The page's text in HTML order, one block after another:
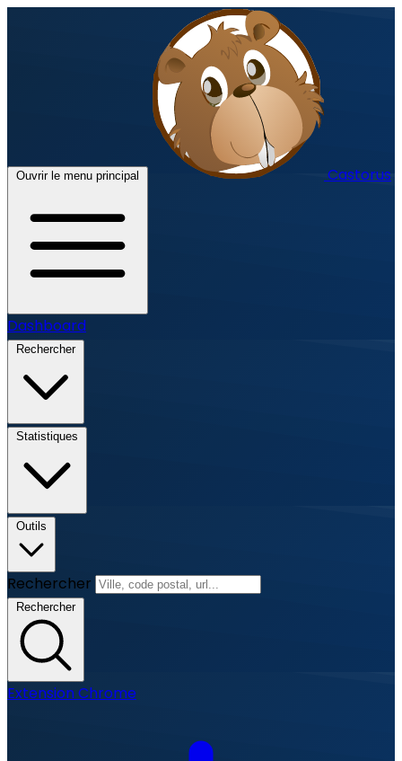
Ouvrir le menu principal Castorus
Dashboard
Rechercher
Statistiques
Outils
Rechercher
Rechercher
Extension Chrome